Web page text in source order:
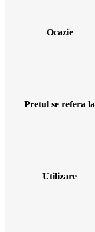
Ocazie
Pretul se refera la
Utilizare